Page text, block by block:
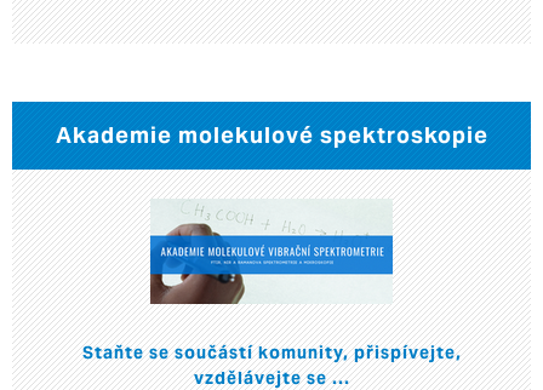
Akademie molekulové spektroskopie
Staňte se součástí komunity, přispívejte,
vzdělávejte se ...